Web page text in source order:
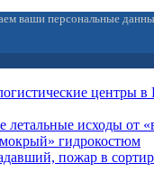
ваши персональные
центры в
исходы от
гидрокостюм
пожар в